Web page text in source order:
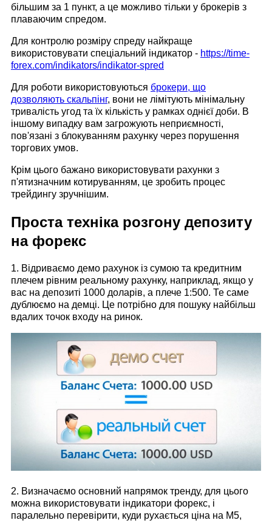
більшим за 1 пункт, а це можливо тільки у брокерів з
плаваючим спредом.
Для контролю розміру спреду найкраще
використовувати спеціальний індикатор - https://time-
forex.com/indikators/indikator-spred
Для роботи використовуються брокери, що
дозволяють скальпінг, вони не лімітують мінімальну
тривалість угод та їх кількість у рамках однієї доби. В
іншому випадку вам загрожують неприємності,
пов'язані з блокуванням рахунку через порушення
торгових умов.
Крім цього бажано використовувати рахунки з
п'ятизначним котируванням, це зробить процес
трейдингу зручнішим.
Проста техніка розгону депозиту
на форекс
1. Відриваємо демо рахунок із сумою та кредитним
плечем рівним реальному рахунку, наприклад, якщо у
вас на депозиті 1000 доларів, а плече 1:500. Те саме
дублюємо на демці. Це потрібно для пошуку найбільш
вдалих точок входу на ринок.
2. Визначаємо основний напрямок тренду, для цього
можна використовувати індикатори форекс, і
паралельно перевірити, куди рухається ціна на М5,